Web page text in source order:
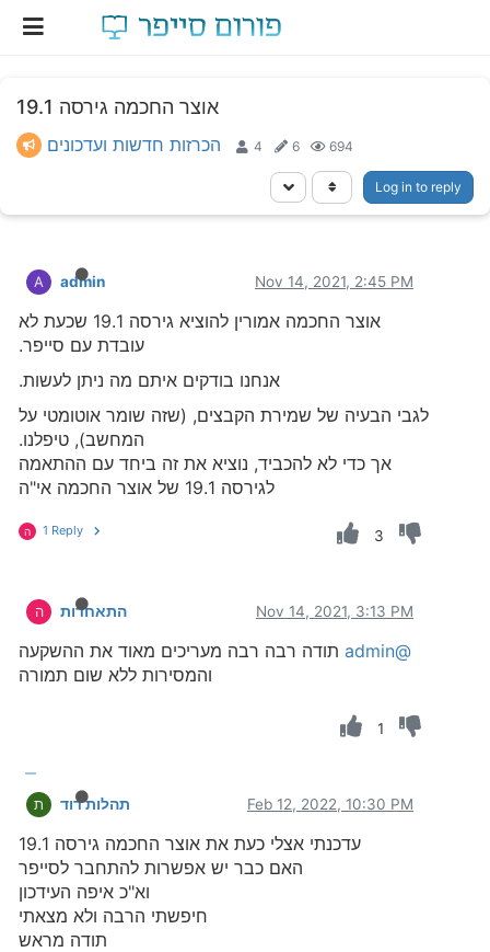
אוצר החכמה גירסה 19.1
הכרזות חדשות ועדכונים 4 6 694
Log in to reply
A admin Nov 14, 2021, 2:45 PM
אוצר החכמה אמורין להוציא גירסה 19.1 שכעת לא
עובדת עם סייפר.
אנחנו בודקים איתם מה ניתן לעשות.
לגבי הבעיה של שמירת הקבצים, (שזה שומר אוטומטי על
המחשב), טיפלנו.
אך כדי לא להכביד, נוציא את זה ביחד עם ההתאמה
לגירסה 19.1 של אוצר החכמה אי"ה
ה 1 Reply 3
ה התאחדות Nov 14, 2021, 3:13 PM
@admin
תודה רבה רבה מעריכים מאוד את ההשקעה
והמסירות ללא שום תמורה
1
ת תהלות דוד Feb 12, 2022, 10:30 PM
עדכנתי אצלי כעת את אוצר החכמה גירסה 19.1
האם כבר יש אפשרות להתחבר לסייפר
וא"כ איפה העידכון
חיפשתי הרבה ולא מצאתי
תודה מראש